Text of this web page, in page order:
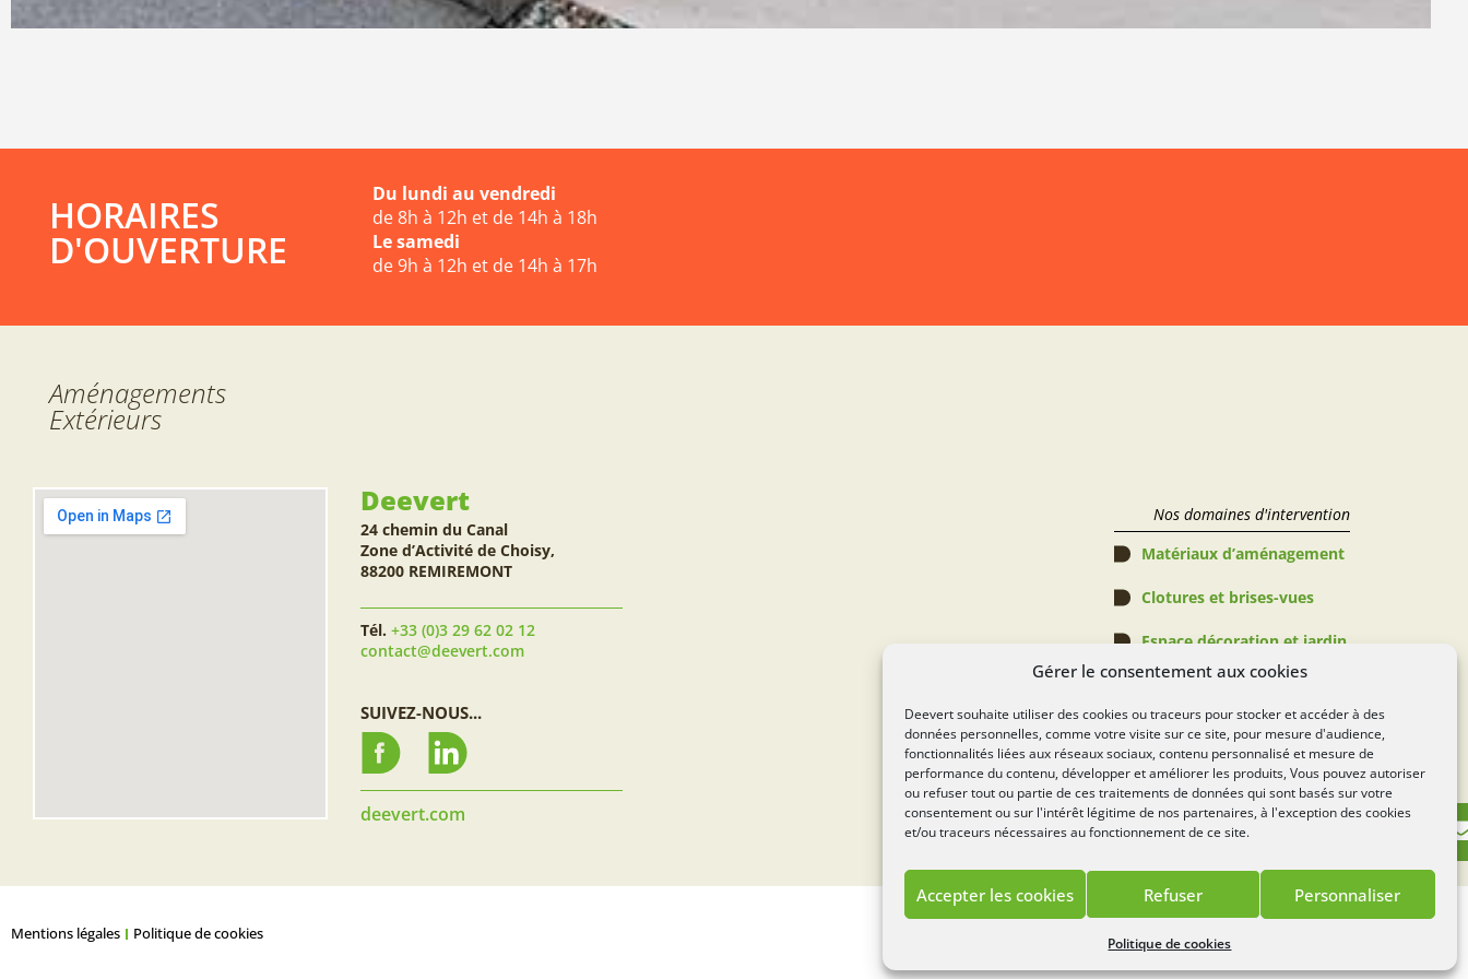
Gérer le consentement aux cookies
Deevert souhaite utiliser des cookies ou traceurs pour stocker et accéder à des
données personnelles, comme votre visite sur ce site, pour mesure d'audience,
fonctionnalités liées aux réseaux sociaux, contenu personnalisé et mesure de
performance du contenu, développer et améliorer les produits, Vous pouvez autoriser
ou refuser tout ou partie de ces traitements de données qui sont basés sur votre
consentement ou sur l'intérêt légitime de nos partenaires, à l'exception des cookies
et/ou traceurs nécessaires au fonctionnement de ce site.
Accepter les cookies Refuser Personnaliser
Politique de cookies
HORAIRES
D'OUVERTURE
Du lundi au vendredi
de 8h à 12h et de 14h à 18h
Le samedi
de 9h à 12h et de 14h à 17h
Aménagements
Extérieurs
Deevert
24 chemin du Canal
Zone d’Activité de Choisy,
88200 REMIREMONT
Tél. +33 (0)3 29 62 02 12
contact@deevert.com
SUIVEZ-NOUS...
deevert.com
Nos domaines d'intervention
Matériaux d’aménagement
Clotures et brises-vues
Espace décoration et jardin
Piscines
Espace verts
Règlement Concours
Mentions légales Politique de cookies Lézards Création